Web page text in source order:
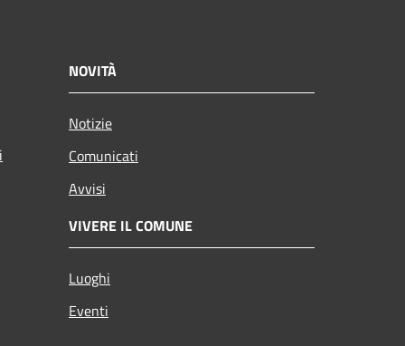
NOVITÀ
Notizie
Comunicati
Avvisi
VIVERE IL COMUNE
Luoghi
Eventi